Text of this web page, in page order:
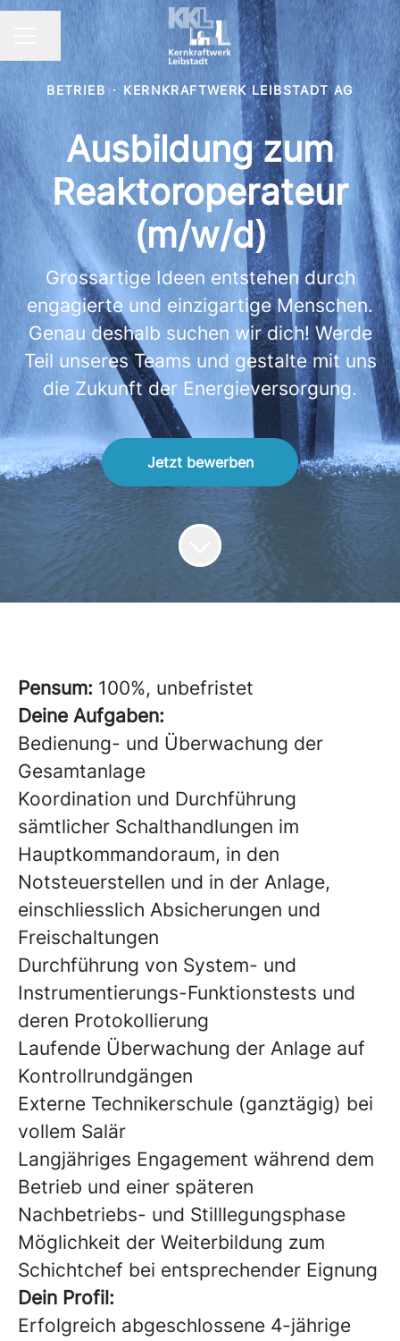
KARRIEREMENÜ
Seite teilen
BETRIEB · KERNKRAFTWERK LEIBSTADT AG
Ausbildung zum
Reaktoroperateur
(m/w/d)
Grossartige Ideen entstehen durch
engagierte und einzigartige Menschen.
Genau deshalb suchen wir dich! Werde
Teil unseres Teams und gestalte mit uns
die Zukunft der Energieversorgung.
Jetzt bewerben
Pensum: 100%, unbefristet
Deine Aufgaben:
Bedienung- und Überwachung der
Gesamtanlage
Koordination und Durchführung
sämtlicher Schalthandlungen im
Hauptkommandoraum, in den
Notsteuerstellen und in der Anlage,
einschliesslich Absicherungen und
Freischaltungen
Durchführung von System- und
Instrumentierungs-Funktionstests und
deren Protokollierung
Laufende Überwachung der Anlage auf
Kontrollrundgängen
Externe Technikerschule (ganztägig) bei
vollem Salär
Langjähriges Engagement während dem
Betrieb und einer späteren
Nachbetriebs- und Stilllegungsphase
Möglichkeit der Weiterbildung zum
Schichtchef bei entsprechender Eignung
Dein Profil:
Erfolgreich abgeschlossene 4-jährige